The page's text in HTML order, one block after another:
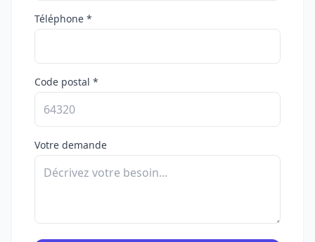
Téléphone *
Code postal *
Votre demande